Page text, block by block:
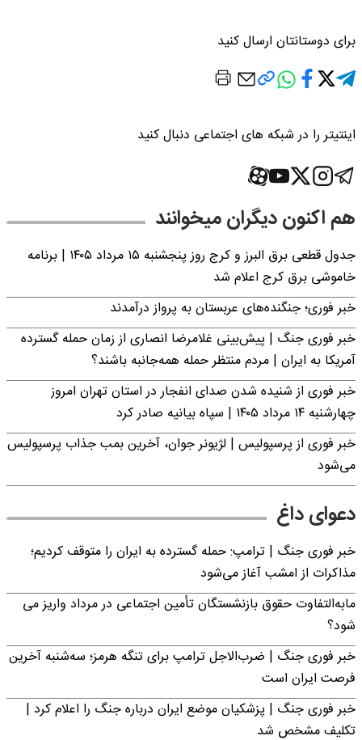
برای دوستانتان ارسال کنید
اینتیتر را در شبکه های اجتماعی دنبال کنید
هم اکنون دیگران میخوانند
جدول قطعی برق البرز و کرج روز پنجشنبه ۱۵ مرداد ۱۴۰۵ | برنامه
خاموشی برق کرج اعلام شد
خبر فوری؛ جنگنده‌های عربستان به پرواز درآمدند
خبر فوری جنگ | پیش‌بینی غلامرضا انصاری از زمان حمله گسترده
آمریکا به ایران | مردم منتظر حمله همه‌جانبه باشند؟
خبر فوری از شنیده شدن صدای انفجار در استان تهران امروز
چهارشنبه ۱۴ مرداد ۱۴۰۵ | سپاه بیانیه صادر کرد
خبر فوری از پرسپولیس | لژیونر جوان، آخرین بمب جذاب پرسپولیس
می‌شود
دعوای داغ
خبر فوری جنگ | ترامپ: حمله گسترده به ایران را متوقف کردیم؛
مذاکرات از امشب آغاز می‌شود
مابه‌التفاوت حقوق بازنشستگان تأمین اجتماعی در مرداد واریز می
شود؟
خبر فوری جنگ | ضرب‌الاجل ترامپ برای تنگه هرمز؛ سه‌شنبه آخرین
فرصت ایران است
خبر فوری جنگ | پزشکیان موضع ایران درباره جنگ را اعلام کرد |
تکلیف مشخص شد